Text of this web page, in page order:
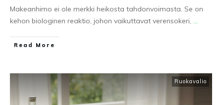
Makeanhimo ei ole merkki heikosta tahdonvoimasta. Se on
kehon biologinen reaktio, johon vaikuttavat verensokeri, ...
Read More
Ruokavalio